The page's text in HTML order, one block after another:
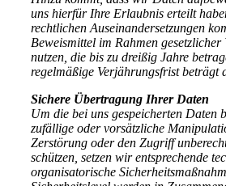
uns hierfür Ihre Erlaubnis erteilt
rechtlichen Auseinandersetzungen
Beweismittel im Rahmen
nutzen, die bis zu dreißig Jahre
regelmäßige Verjährungsfrist beträgt
Sichere Übertragung Ihrer Daten
Um die bei uns gespeicherten Daten
zufällige oder vorsätzliche
Zerstörung oder den Zugriff
schützen, setzen wir entsprechende
organisatorische